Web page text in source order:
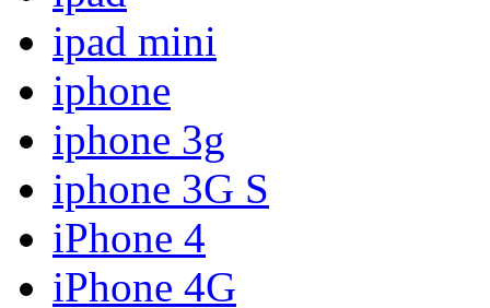
ipad mini
iphone
iphone 3g
iphone 3G S
iPhone 4
iPhone 4G